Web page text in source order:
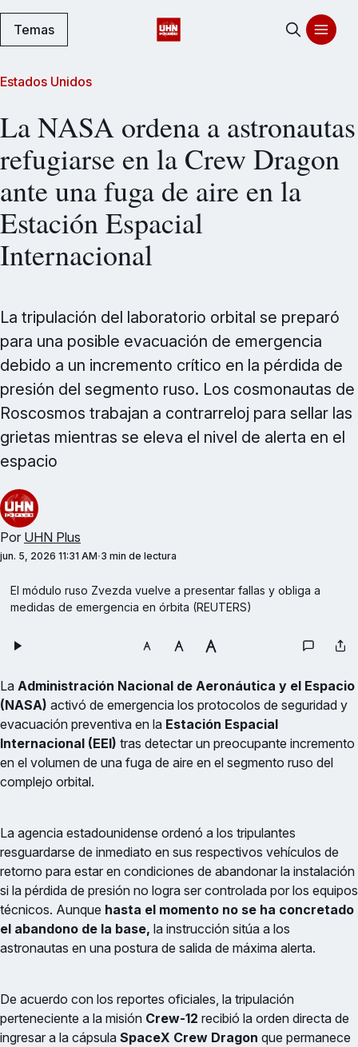
Temas
Estados Unidos
La NASA ordena a astronautas
refugiarse en la Crew Dragon
ante una fuga de aire en la
Estación Espacial
Internacional
La tripulación del laboratorio orbital se preparó
para una posible evacuación de emergencia
debido a un incremento crítico en la pérdida de
presión del segmento ruso. Los cosmonautas de
Roscosmos trabajan a contrarreloj para sellar las
grietas mientras se eleva el nivel de alerta en el
espacio
Por UHN Plus
jun. 5, 2026 11:31 AM 3 min de lectura
El módulo ruso Zvezda vuelve a presentar fallas y obliga a
medidas de emergencia en órbita (REUTERS)
La Administración Nacional de Aeronáutica y el Espacio
(NASA) activó de emergencia los protocolos de seguridad y
evacuación preventiva en la Estación Espacial
Internacional (EEI) tras detectar un preocupante incremento
en el volumen de una fuga de aire en el segmento ruso del
complejo orbital.
La agencia estadounidense ordenó a los tripulantes
resguardarse de inmediato en sus respectivos vehículos de
retorno para estar en condiciones de abandonar la instalación
si la pérdida de presión no logra ser controlada por los equipos
técnicos. Aunque hasta el momento no se ha concretado
el abandono de la base, la instrucción sitúa a los
astronautas en una postura de salida de máxima alerta.
De acuerdo con los reportes oficiales, la tripulación
perteneciente a la misión Crew-12 recibió la orden directa de
ingresar a la cápsula SpaceX Crew Dragon que permanece